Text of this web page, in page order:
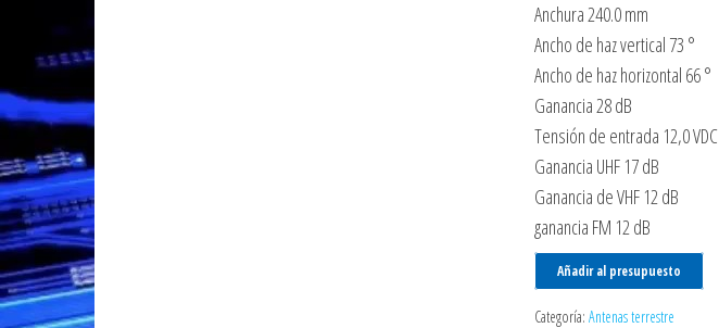
Anchura 240.0 mm
Ancho de haz vertical 73 °
Ancho de haz horizontal 66 °
Ganancia 28 dB
Tensión de entrada 12,0 VDC
Ganancia UHF 17 dB
Ganancia de VHF 12 dB
ganancia FM 12 dB
Añadir al presupuesto
Categoría: Antenas terrestre